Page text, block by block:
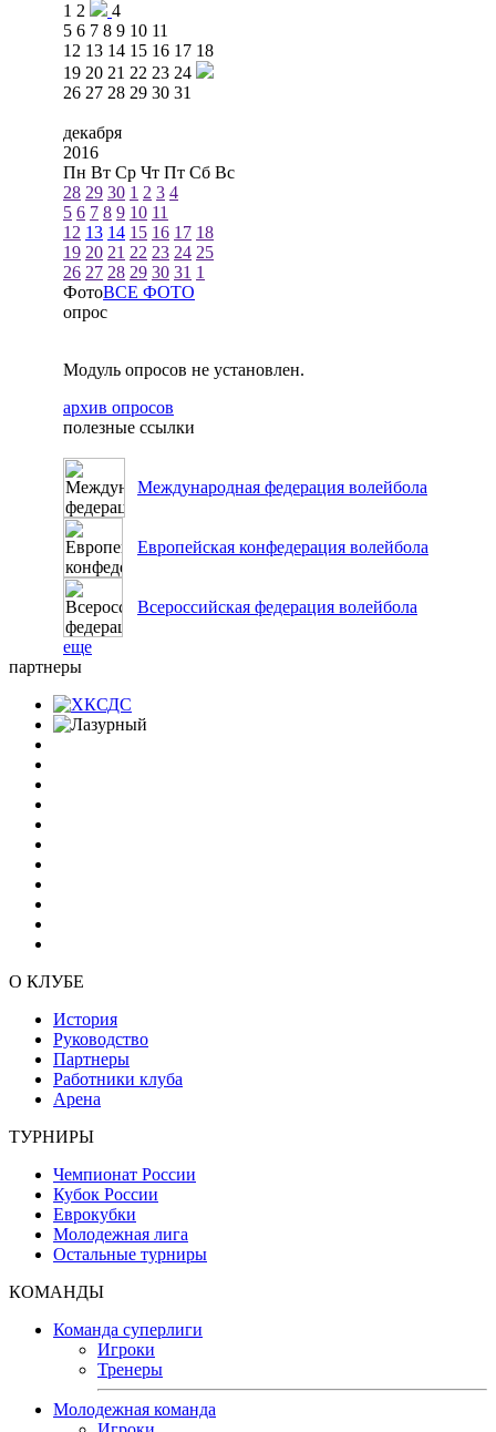
1 2
4
5 6 7 8 9 10 11
12 13 14 15 16 17 18
19 20 21 22 23 24
26 27 28 29 30 31
декабря
2016
Пн Вт Ср Чт Пт Сб Вс
28 29 30 1 2 3 4
5 6 7 8 9 10 11
12 13 14 15 16 17 18
19 20 21 22 23 24 25
26 27 28 29 30 31 1
ФотоВСЕ ФОТО
опрос
Модуль опросов не установлен.
архив опросов
полезные ссылки
Международная федерация волейбола
Европейская конфедерация волейбола
Всероссийская федерация волейбола
еще
партнеры
О КЛУБЕ
История
Руководство
Партнеры
Работники клуба
Арена
ТУРНИРЫ
Чемпионат России
Кубок России
Еврокубки
Молодежная лига
Остальные турниры
КОМАНДЫ
Команда суперлиги
Игроки
Тренеры
Молодежная команда